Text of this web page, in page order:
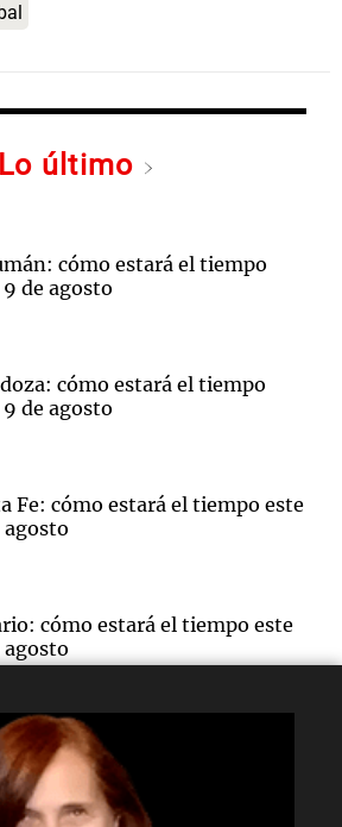
Lo último
cómo estará el tiempo
de agosto
cómo estará el tiempo
de agosto
Fe: cómo estará el tiempo este
cómo estará el tiempo este
cómo estará el tiempo este